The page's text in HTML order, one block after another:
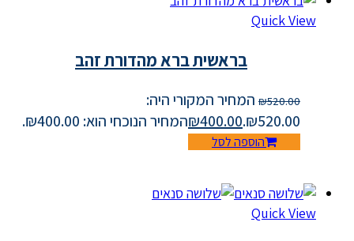
Quick View
בראשית ברא מהדורת זהב
₪520.00
המחיר המקורי היה:
₪520.00.
₪400.00 המחיר הנוכחי הוא: ₪400.00.
הוספה לסל
Quick View